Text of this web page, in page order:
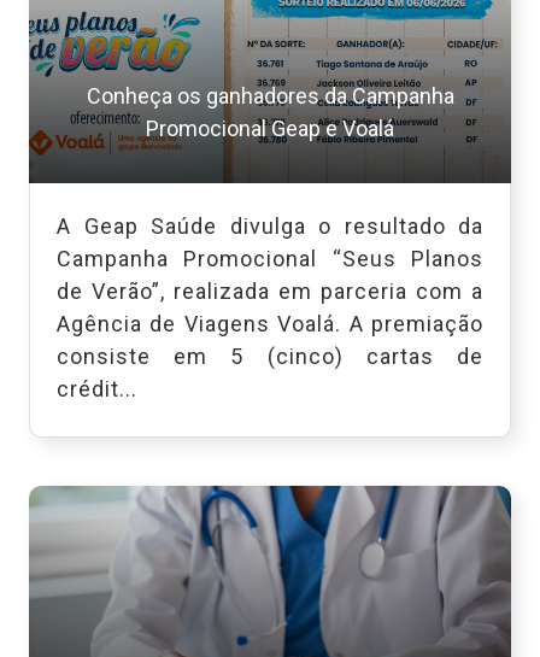
Conheça os ganhadores da Campanha
Promocional Geap e Voalá
A Geap Saúde divulga o resultado da
Campanha Promocional “Seus Planos
de Verão”, realizada em parceria com a
Agência de Viagens Voalá. A premiação
consiste em 5 (cinco) cartas de
crédit...